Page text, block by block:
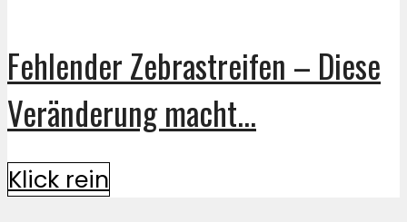
Fehlender Zebrastreifen – Diese
Veränderung macht...
Klick rein